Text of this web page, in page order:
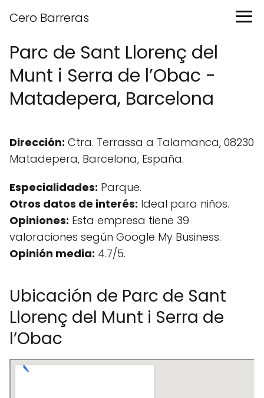
Cero Barreras
Parc de Sant Llorenç del
Munt i Serra de l’Obac -
Matadepera, Barcelona
Dirección: Ctra. Terrassa a Talamanca, 08230
Matadepera, Barcelona, España.
Especialidades: Parque.
Otros datos de interés: Ideal para niños.
Opiniones: Esta empresa tiene 39
valoraciones según Google My Business.
Opinión media: 4.7/5.
Ubicación de Parc de Sant
Llorenç del Munt i Serra de
l’Obac